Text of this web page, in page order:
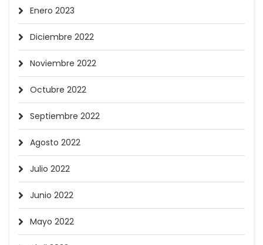
Enero 2023
Diciembre 2022
Noviembre 2022
Octubre 2022
Septiembre 2022
Agosto 2022
Julio 2022
Junio 2022
Mayo 2022